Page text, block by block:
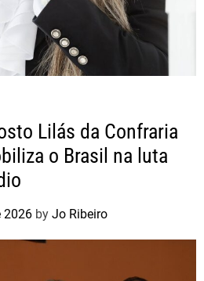
Lilás da Confraria
o Brasil na luta
2026 by Jo Ribeiro